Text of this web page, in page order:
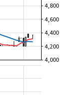
4,000
4,200
4,400
4,600
4,800